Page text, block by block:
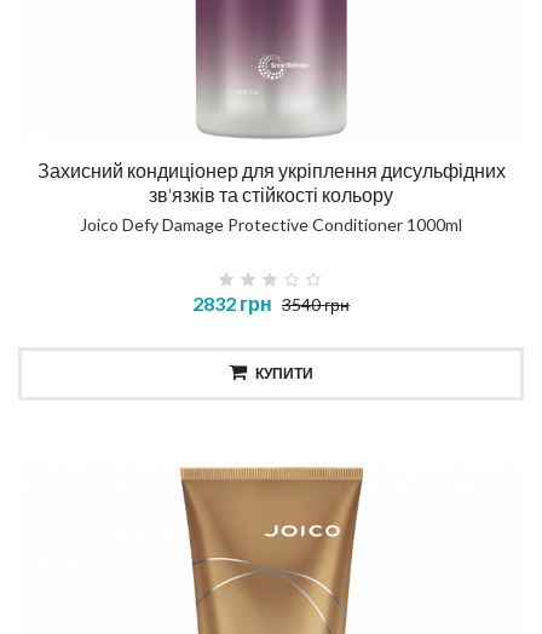
Захисний кондиціонер для укріплення дисульфідних
зв'язків та стійкості кольору
Joico Defy Damage Protective Conditioner 1000ml
2832 грн 3540 грн
КУПИТИ